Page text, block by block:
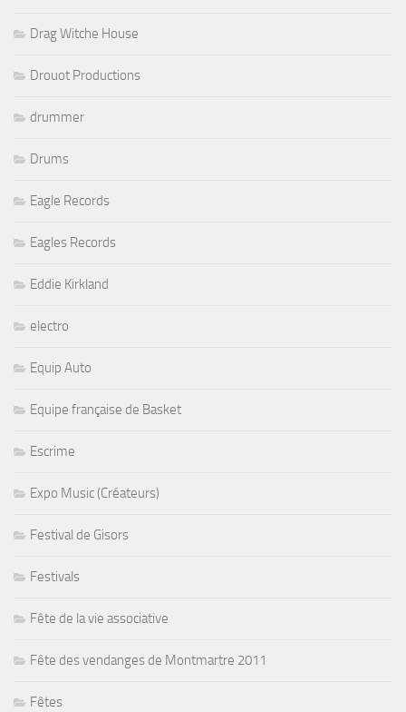
Drag Witche House
Drouot Productions
drummer
Drums
Eagle Records
Eagles Records
Eddie Kirkland
electro
Equip Auto
Equipe française de Basket
Escrime
Expo Music (Créateurs)
Festival de Gisors
Festivals
Fête de la vie associative
Fête des vendanges de Montmartre 2011
Fêtes